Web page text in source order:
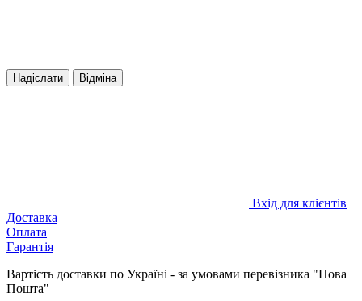
Надіслати Відміна
Вхід для клієнтів
Доставка
Оплата
Гарантія
Вартість доставки по Україні - за умовами перевізника "Нова
Пошта"